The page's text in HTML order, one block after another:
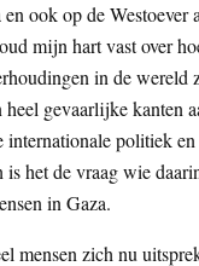
ook op de Westoever
mijn hart vast over
in de wereld
heel gevaarlijke kanten
internationale politiek en
is het de vraag wie
in Gaza.
mensen zich nu